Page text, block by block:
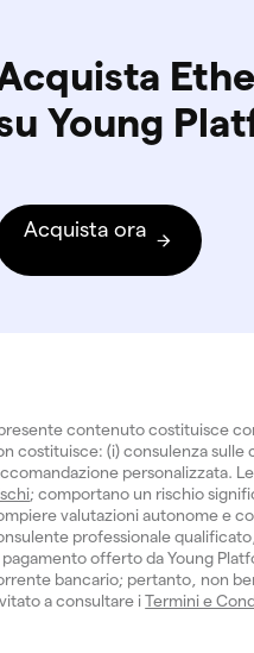
Young
Acquista ora
contenuto costituisce
costituisce: (i) consulenza
personalizzata.
; comportano un rischio
valutazioni autonome e
professionale
pagamento offerto da Young
bancario; pertanto, non
a consultare iTermini e